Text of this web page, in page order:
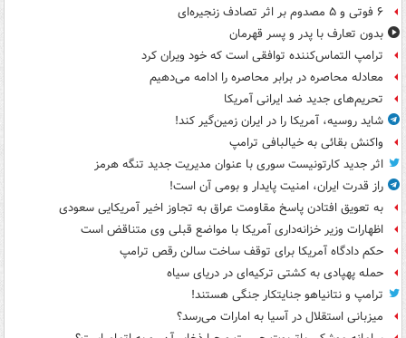
۶ فوتی و ۵ مصدوم بر اثر تصادف زنجیره‌ای
بدون تعارف با پدر و پسر قهرمان
ترامپ التماس‌کننده توافقی است که خود ویران کرد
معادله محاصره در برابر محاصره را ادامه می‌دهیم
تحریم‌های جدید ضد ایرانی آمریکا
شاید روسیه، آمریکا را در ایران زمین‌گیر کند!
واکنش بقائی به خیالبافی ترامپ
اثر جدید کارتونیست سوری با عنوان مدیریت جدید تنگه هرمز
راز قدرت ایران، امنیت پایدار و بومی آن است!
به تعویق افتادن پاسخ مقاومت عراق به تجاوز اخیر آمریکایی سعودی
اظهارات وزیر خزانه‌داری آمریکا با مواضع قبلی وی متناقض است
حکم دادگاه آمریکا برای توقف ساخت سالن رقص ترامپ
حمله پهپادی به کشتی ترکیه‌ای در دریای سیاه
ترامپ و نتانیاهو جنایتکار جنگی هستند!
میزبانی استقلال در آسیا به امارات می‌رسد؟